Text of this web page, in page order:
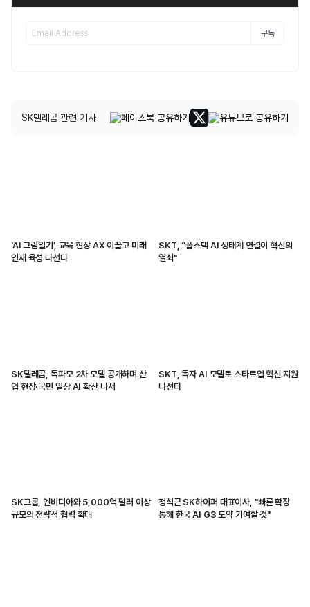
구독
SK텔레콤 관련 기사
‘AI 그림일기’, 교육 현장 AX 이끌고 미래
인재 육성 나선다
SKT, “풀스택 AI 생태계 연결이 혁신의
열쇠"
SK텔레콤, 독파모 2차 모델 공개하며 산
업 현장·국민 일상 AI 확산 나서
SKT, 독자 AI 모델로 스타트업 혁신 지원
나선다
SK그룹, 엔비디아와 5,000억 달러 이상
규모의 전략적 협력 확대
정석근 SK하이퍼 대표이사, "빠른 확장
통해 한국 AI G3 도약 기여할 것"